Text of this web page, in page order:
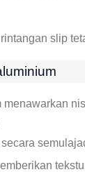
slip
menawarkan